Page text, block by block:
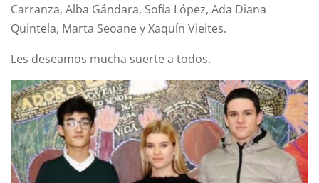
Carranza, Alba Gándara, Sofía López, Ada Diana
Quintela, Marta Seoane y Xaquín Vieites.
Les deseamos mucha suerte a todos.